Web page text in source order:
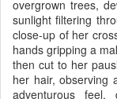
overgrown trees,
sunlight filtering
close-up of her
hands gripping a
then cut to her
her hair, observing
adventurous